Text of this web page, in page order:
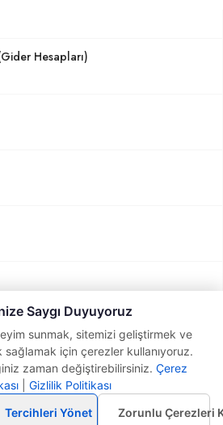
Hesapları)
Saygı Duyuyoruz
sunmak, sitemizi geliştirmek ve
sağlamak için çerezler kullanıyoruz.
zaman değiştirebilirsiniz. Çerez
Gizlilik Politikası
Tercihleri Yönet Zorunlu Çerezleri